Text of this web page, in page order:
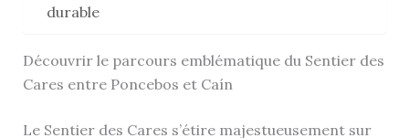
durable
Découvrir le parcours emblématique du Sentier des
Cares entre Poncebos et Caín
Le Sentier des Cares s’étire majestueusement sur